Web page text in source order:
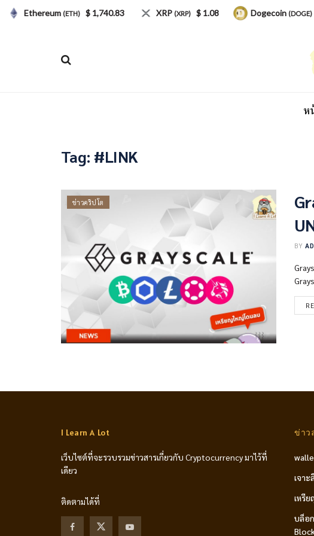
ห
Tag: #LINK
ข่าวคริปโต
BY
I Learn A Lot
เว็บไซต์ที่จะรวบรวมข่าวสารเกี่ยวกับ Cryptocurrency มาไว้ที่
เดียว
ติดตามได้ที่
ข่าว
เจา
เหรี
บล็อ
Ethereum(ETH) $ 1,740.83 XRP(XRP) $ 1.08 Dogecoin(DOGE)